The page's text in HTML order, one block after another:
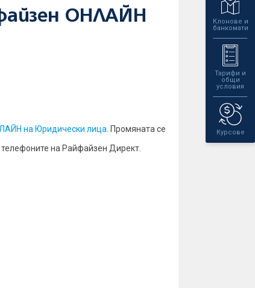
Клонове и
банкомати
Тарифи и
общи
условия
Курсове
ОНЛАЙН
на Юридически лица . Промяната се
на Райфайзен Директ.